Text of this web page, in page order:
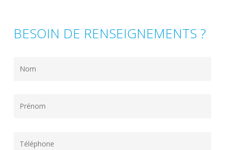
BESOIN DE RENSEIGNEMENTS ?